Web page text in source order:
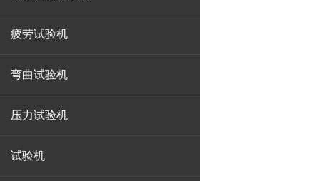
疲劳试验机
弯曲试验机
压力试验机
试验机